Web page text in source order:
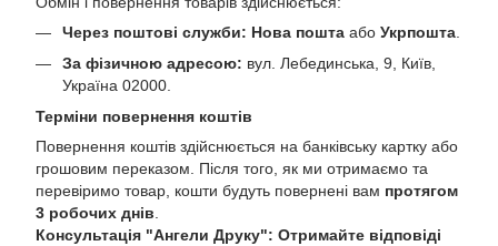
Через поштові служби: Нова пошта або Укрпошта
За фізичною адресою: вул. Лебединська, 9, Київ,
Україна 02000.
Терміни повернення коштів
Повернення коштів здійснюється на банківську картку або
грошовим переказом. Після того, як ми отримаємо та
перевіримо товар, кошти будуть повернені вам протягом
3 робочих днів.
Консультація "Ангели Друку": Отримайте відповіді